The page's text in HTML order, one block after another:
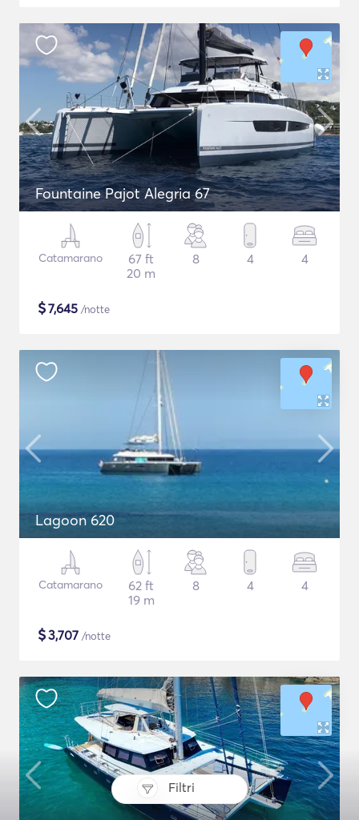
Filtri
Fountaine Pajot Alegria 67
Catamarano
67 ft
20 m
8 4 4
$7,645 /notte
Lagoon 620
Catamarano
62 ft
19 m
8 4 4
$3,707 /notte